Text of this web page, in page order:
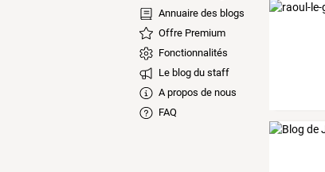
Annuaire des blogs
Offre Premium
Fonctionnalités
Le blog du staff
A propos de nous
FAQ